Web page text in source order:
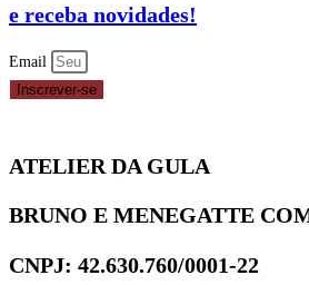
e receba novidades!
Email
Inscrever-se
ATELIER DA GULA
BRUNO E MENEGATTE
CNPJ: 42.630.760/0001-22